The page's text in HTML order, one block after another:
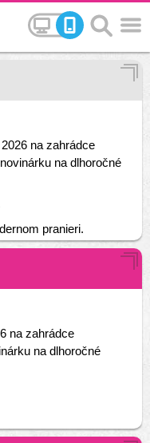
na zahrádce
na dlhoročné
pranieri.
na zahrádce
na dlhoročné